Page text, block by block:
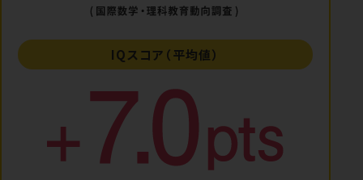
IQスコア（平均値）